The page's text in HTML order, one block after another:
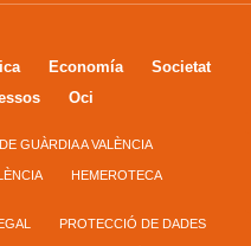
Economía
Societat
Oci
GUÀRDIA A VALÈNCIA
HEMEROTECA
PROTECCIÓ DE DADES